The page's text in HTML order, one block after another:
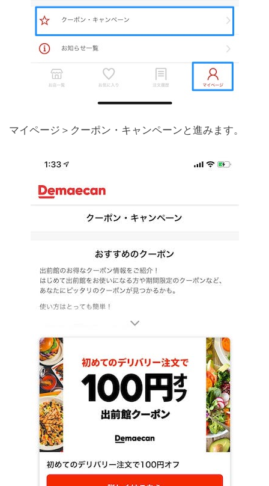
マイページ＞クーポン・キャンペーンと進みます。